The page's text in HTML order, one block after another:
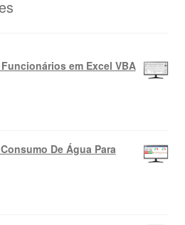
em Excel VBA
De Água Para